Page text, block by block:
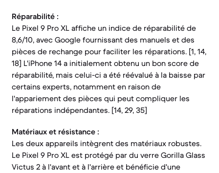
Réparabilité :
Le Pixel 9 Pro XL affiche un indice de réparabilité de
8,6/10, avec Google fournissant des manuels et des
pièces de rechange pour faciliter les réparations. [1, 14,
18] L'iPhone 14 a initialement obtenu un bon score de
réparabilité, mais celui-ci a été réévalué à la baisse par
certains experts, notamment en raison de
l'appariement des pièces qui peut compliquer les
réparations indépendantes. [14, 29, 35]
Matériaux et résistance :
Les deux appareils intègrent des matériaux robustes.
Le Pixel 9 Pro XL est protégé par du verre Gorilla Glass
Victus 2 à l'avant et à l'arrière et bénéficie d'une